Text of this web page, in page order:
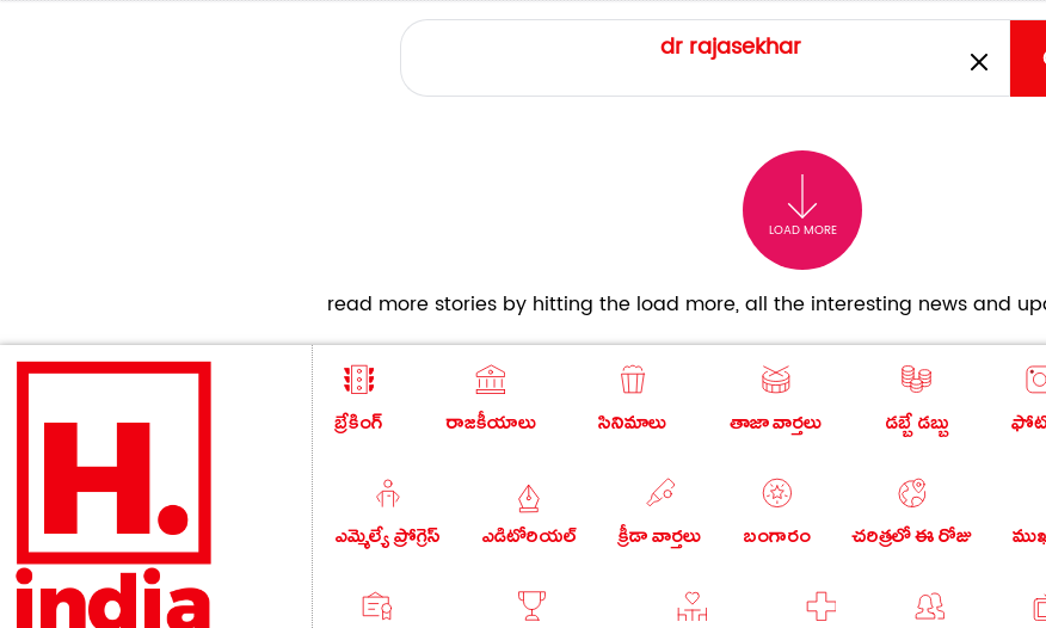
LOAD MORE
read more stories by hitting the load more, all the interesting news and
బ్రేకింగ్ రాజకీయాలు సినిమాలు తాజా వార్తలు డబ్బే డబ్బు
ఎమ్మెల్యే ప్రోగ్రెస్ ఎడిటోరియల్ క్రీడా వార్తలు బంగారం చరిత్రలో ఈ రోజు